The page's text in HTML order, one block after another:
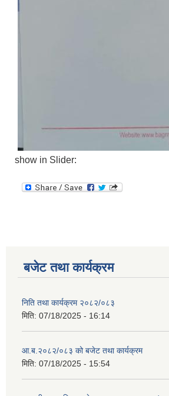
show in Slider:
बजेट तथा कार्यक्रम
निति तथा कार्यक्रम २०८२/०८३
मिति: 07/18/2025 - 16:14
आ.ब.२०८२/०८३ को बजेट तथा कार्यक्रम
मिति: 07/18/2025 - 15:54